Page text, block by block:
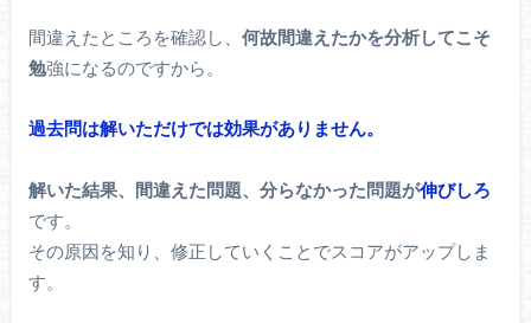
間違えたところを確認し、 何故間違えたかを分析してこそ
勉強になるのですから。
過去問は解いただけでは効果がありません。
解いた結果、間違えた問題、分らなかった問題が伸びしろ
です。
その原因を知り、修正していくことでスコアがアップしま
す。